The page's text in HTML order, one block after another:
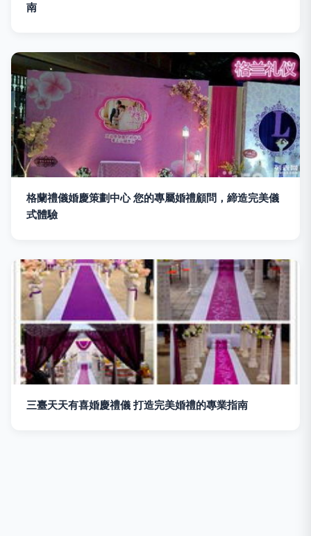
南
格蘭禮儀婚慶策劃中心 您的專屬婚禮顧問，締造完美儀
式體驗
三臺天天有喜婚慶禮儀 打造完美婚禮的專業指南